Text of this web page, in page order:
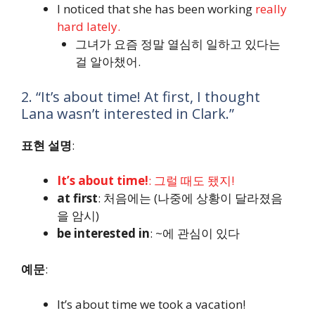
I noticed that she has been working really
hard lately.
그녀가 요즘 정말 열심히 일하고 있다는
걸 알아챘어.
2. “It’s about time! At first, I thought
Lana wasn’t interested in Clark.”
표현 설명:
It’s about time!: 그럴 때도 됐지!
at first: 처음에는 (나중에 상황이 달라졌음
을 암시)
be interested in: ~에 관심이 있다
예문:
It’s about time we took a vacation!